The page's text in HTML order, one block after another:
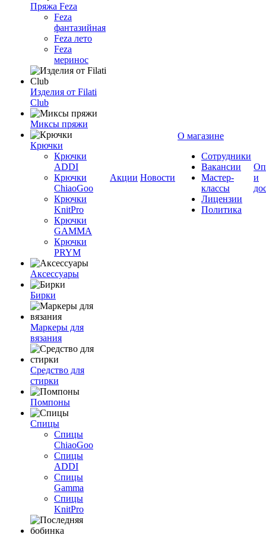
Пряжа Feza
Feza
фантазийная
Feza лето
Feza
меринос
Изделия от Filati
Club
Миксы пряжи
Крючки
Крючки
ADDI
Крючки
ChiaoGoo
Крючки
KnitPro
Крючки
GAMMA
Крючки
PRYM
Аксессуары
Бирки
Маркеры для
вязания
Средство для
стирки
Помпоны
Спицы
Спицы
ChiaoGoo
Спицы
ADDI
Спицы
Gamma
Спицы
KnitPro
Акции Новости
О магазине
Сотрудники
Вакансии
Мастер-
классы
Лицензии
Политика
и